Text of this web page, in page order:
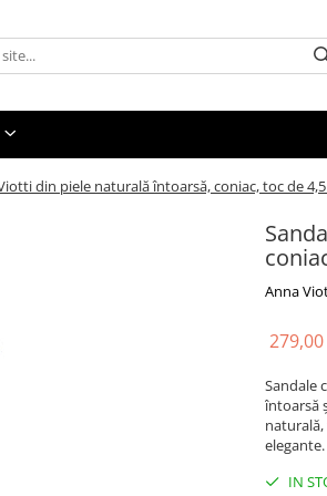
din piele naturală întoarsă, coniac, toc de
Anna
279,00
Sandale
întoarsă
elegante.
IN